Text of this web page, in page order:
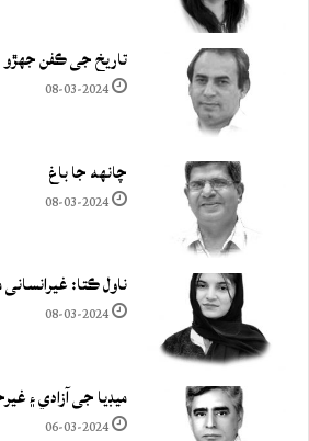
تاريخ جي ڪفن
08-03-2024
چانهه جا باغ
08-03-2024
ناول ڪتا:
08-03-2024
ميڊيا جي آزادي ۽
06-03-2024